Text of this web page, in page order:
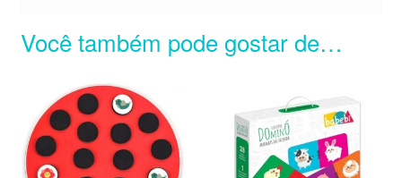
Você também pode gostar de…